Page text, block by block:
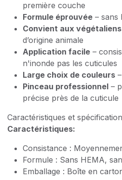
première couche
Formule éprouvée – sans
Convient aux végétaliens
d’origine animale
Application facile –
n'inonde pas les cuticules
Large choix de couleurs
Pinceau professionnel –
précise près de la cuticule
Caractéristiques et
Caractéristiques:
Consistance :
Formule : Sans HEMA,
Emballage : Boîte en